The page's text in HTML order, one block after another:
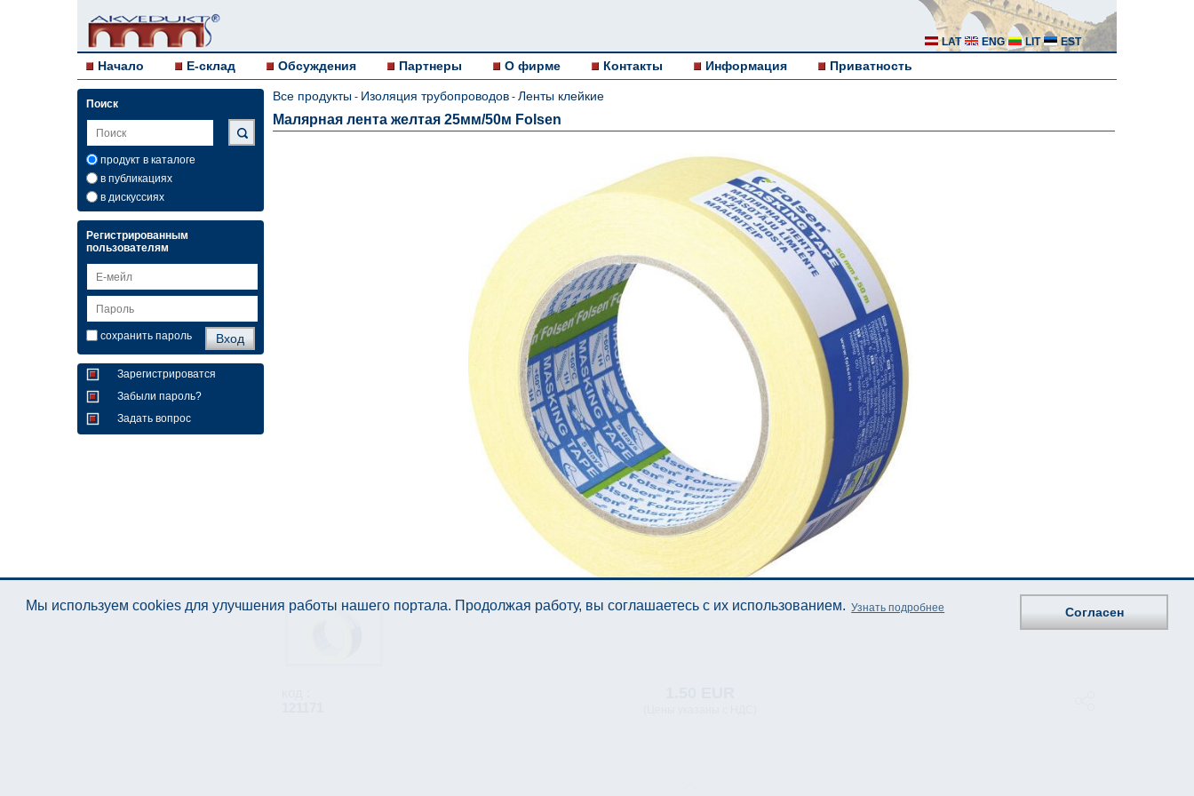
LAT ENG LIT EST
Начало E-склад Обсуждения Партнеры О фирме Контакты Информация Приватность
Поиск
продукт в каталоге
в публикациях
в дискуссиях
Регистрированным
пользователям
сохранить пароль
Зарегистрироватся
Забыли пароль?
Задать вопрос
Все продукты - Изоляция трубопроводов - Ленты клейкие
Малярная лента желтая 25мм/50м Folsen
Мы используем cookies для улучшения работы нашего портала. Продолжая работу, вы соглашаетесь с их использованием. Узнать подробнее Согласен